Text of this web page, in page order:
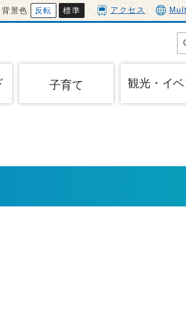
背景色 反転 標準 アクセス
子育て 観光・イベ